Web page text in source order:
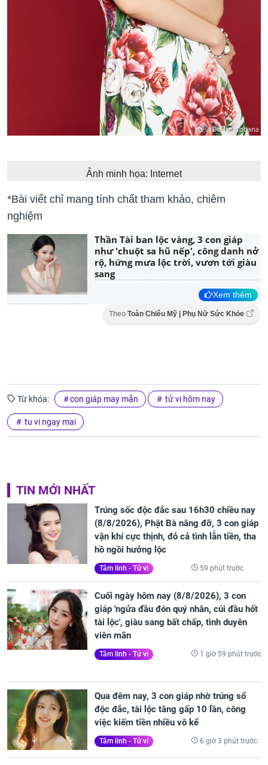
Ảnh minh họa: Internet
*Bài viết chỉ mang tính chất tham khảo, chiêm
nghiệm
Thần Tài ban lộc vàng, 3 con giáp
như 'chuột sa hũ nếp', công danh nở
rộ, hứng mưa lộc trời, vươn tới giàu
sang
Xem thêm
Theo Toàn Chiêu Mỹ | Phụ Nữ Sức Khỏe
Từ khóa: con giáp may mắn tử vi hôm nay
tu vi ngay mai
TIN MỚI NHẤT
Trúng sốc độc đắc sau 16h30 chiều nay
(8/8/2026), Phật Bà nâng đỡ, 3 con giáp
vận khí cực thịnh, đỏ cả tình lẫn tiền, tha
hồ ngồi hưởng lộc
Tâm linh - Tử vi 59 phút trước
Cuối ngày hôm nay (8/8/2026), 3 con
giáp 'ngửa đầu đón quý nhân, cúi đầu hốt
tài lộc', giàu sang bất chấp, tình duyên
viên mãn
Tâm linh - Tử vi 1 giờ 59 phút trước
Qua đêm nay, 3 con giáp nhờ trúng số
độc đắc, tài lộc tăng gấp 10 lần, công
việc kiếm tiền nhiều vô kể
Tâm linh - Tử vi 6 giờ 3 phút trước